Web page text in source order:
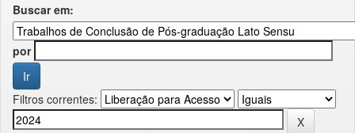
Buscar em:
por
Filtros correntes: